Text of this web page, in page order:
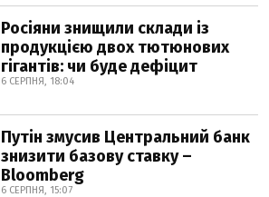
Росіяни знищили склади із
продукцією двох тютюнових
гігантів: чи буде дефіцит
6 СЕРПНЯ, 18:04
Путін змусив Центральний банк
знизити базову ставку –
Bloomberg
6 СЕРПНЯ, 15:07